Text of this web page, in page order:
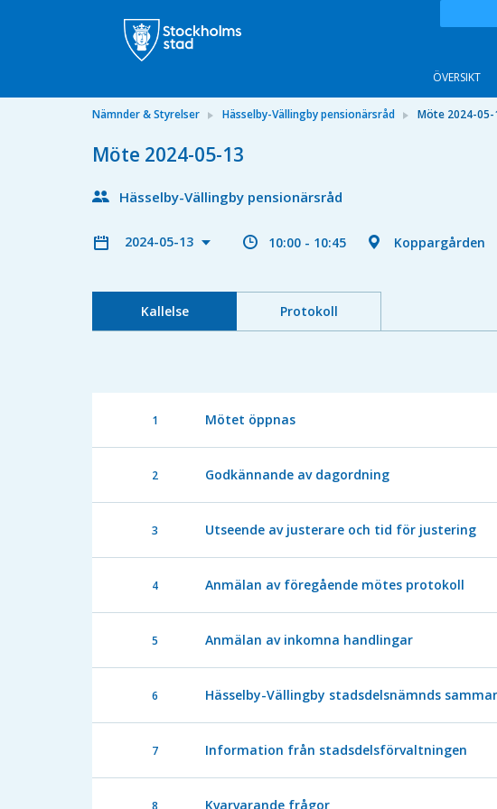
ÖVERSIKT
Nämnder & Styrelser Hässelby-Vällingby pensionärsråd Möte 2024-05-
Möte 2024-05-13
Hässelby-Vällingby pensionärsråd
2024-05-13 10:00 - 10:45 Koppargården
Kallelse Protokoll
1 Mötet öppnas
2 Godkännande av dagordning
3 Utseende av justerare och tid för justering
4 Anmälan av föregående mötes protokoll
5 Anmälan av inkomna handlingar
6 Hässelby-Vällingby stadsdelsnämnds
7 Information från stadsdelsförvaltningen
8 Kvarvarande frågor